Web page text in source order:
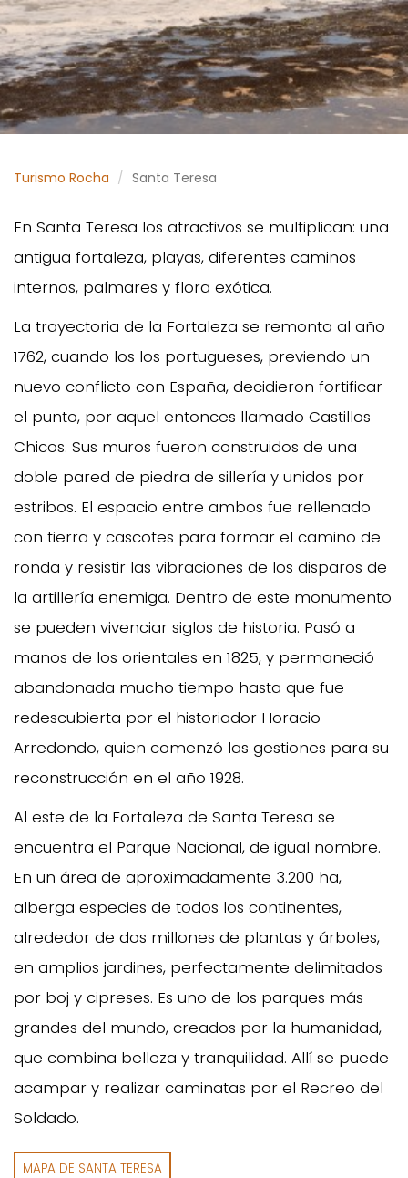
Turismo Rocha Santa Teresa
En Santa Teresa los atractivos se multiplican: una
antigua fortaleza, playas, diferentes caminos
internos, palmares y flora exótica.
La trayectoria de la Fortaleza se remonta al año
1762, cuando los los portugueses, previendo un
nuevo conflicto con España, decidieron fortificar
el punto, por aquel entonces llamado Castillos
Chicos. Sus muros fueron construidos de una
doble pared de piedra de sillería y unidos por
estribos. El espacio entre ambos fue rellenado
con tierra y cascotes para formar el camino de
ronda y resistir las vibraciones de los disparos de
la artillería enemiga. Dentro de este monumento
se pueden vivenciar siglos de historia. Pasó a
manos de los orientales en 1825, y permaneció
abandonada mucho tiempo hasta que fue
redescubierta por el historiador Horacio
Arredondo, quien comenzó las gestiones para su
reconstrucción en el año 1928.
Al este de la Fortaleza de Santa Teresa se
encuentra el Parque Nacional, de igual nombre.
En un área de aproximadamente 3.200 ha,
alberga especies de todos los continentes,
alrededor de dos millones de plantas y árboles,
en amplios jardines, perfectamente delimitados
por boj y cipreses. Es uno de los parques más
grandes del mundo, creados por la humanidad,
que combina belleza y tranquilidad. Allí se puede
acampar y realizar caminatas por el Recreo del
Soldado.
MAPA DE SANTA TERESA